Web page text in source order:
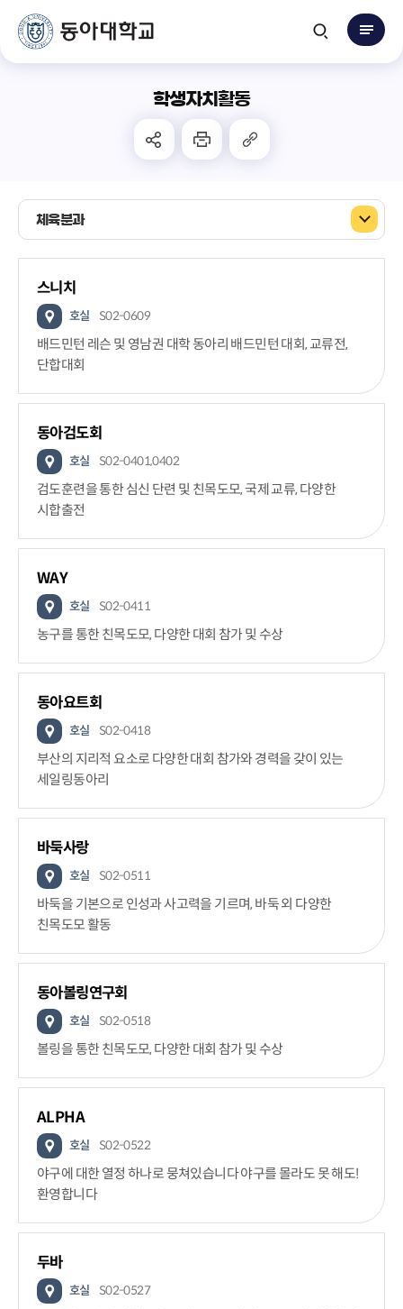
학생자치활동
체육분과
스니치
호실 S02-0609
배드민턴 레슨 및 영남권 대학 동아리 배드민턴 대회, 교류전,
단합대회
동아검도회
호실 S02-0401,0402
검도훈련을 통한 심신 단련 및 친목도모, 국제 교류, 다양한
시합출전
WAY
호실 S02-0411
농구를 통한 친목도모, 다양한 대회 참가 및 수상
동아요트회
호실 S02-0418
부산의 지리적 요소로 다양한 대회 참가와 경력을 갖이 있는
세일링동아리
바둑사랑
호실 S02-0511
바둑을 기본으로 인성과 사고력을 기르며, 바둑 외 다양한
친목도모 활동
동아볼링연구회
호실 S02-0518
볼링을 통한 친목도모, 다양한 대회 참가 및 수상
ALPHA
호실 S02-0522
야구에 대한 열정 하나로 뭉쳐있습니다 야구를 몰라도 못 해도!
환영합니다
두바
호실 S02-0527